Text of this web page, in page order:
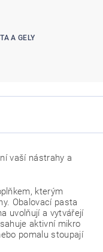
A GELY
vaší nástrahy a
kterým
Obalovací pasta
uvolňují a vytvářejí
aktivní mikro
pomalu stoupají